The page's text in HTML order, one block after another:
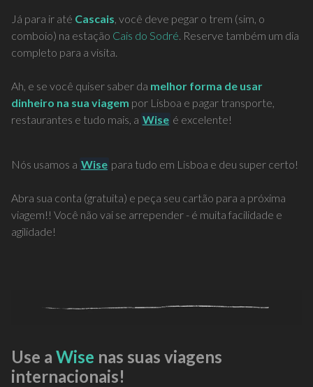
Já para ir até Cascais , você deve pegar o trem (sim, o
comboio) na estação Cais do Sodré . Reserve também um dia
completo para a visita.
Ah, e se você quiser saber da melhor forma de usar
dinheiro na sua viagem por Lisboa e pagar transporte,
restaurantes e tudo mais, a Wise é excelente!
Nós usamos a Wise para tudo em Lisboa e deu super certo!
Abra sua conta (gratuita) e peça seu cartão para a próxima
viagem!! Você não vai se arrepender - é muita facilidade e
agilidade!
Use a Wise nas suas viagens
internacionais!